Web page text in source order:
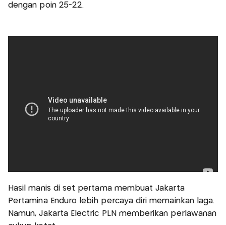
dengan poin 25-22.
Hasil manis di set pertama membuat Jakarta
Pertamina Enduro lebih percaya diri memainkan laga.
Namun, Jakarta Electric PLN memberikan perlawanan